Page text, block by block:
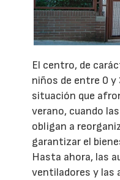
El centro, de
niños de entre 0 y
situación que
verano, cuando
obligan a
garantizar el
Hasta ahora, las
ventiladores y las